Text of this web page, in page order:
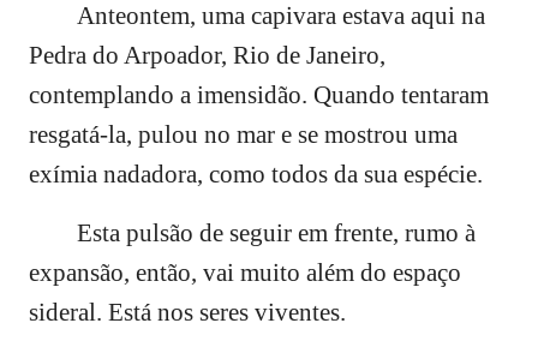
Anteontem, uma capivara estava aqui na
Pedra do Arpoador, Rio de Janeiro,
contemplando a imensidão. Quando tentaram
resgatá-la, pulou no mar e se mostrou uma
exímia nadadora, como todos da sua espécie.
Esta pulsão de seguir em frente, rumo à
expansão, então, vai muito além do espaço
sideral. Está nos seres viventes.